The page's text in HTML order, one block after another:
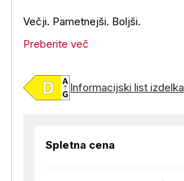
Večji. Pametnejši. Boljši.
Preberite več
Informacijski list izdelka
Spletna cena